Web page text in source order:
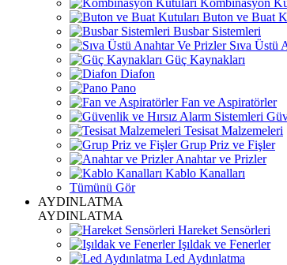
Kombinasyon
Buton ve Buat
Busbar Sistemleri
Sıva Üstü
Güç Kaynakları
Diafon
Pano
Fan ve Aspiratörler
Tesisat Malzemeleri
Grup Priz ve Fişler
Anahtar ve Prizler
Kablo Kanalları
Tümünü Gör
AYDINLATMA
AYDINLATMA
Hareket Sensörleri
Işıldak ve Fenerler
Led Aydınlatma